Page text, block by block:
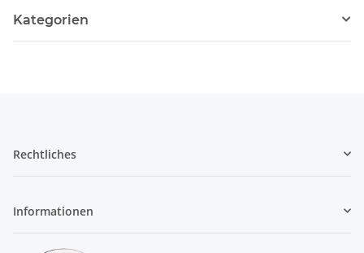
Kategorien
Rechtliches
Informationen